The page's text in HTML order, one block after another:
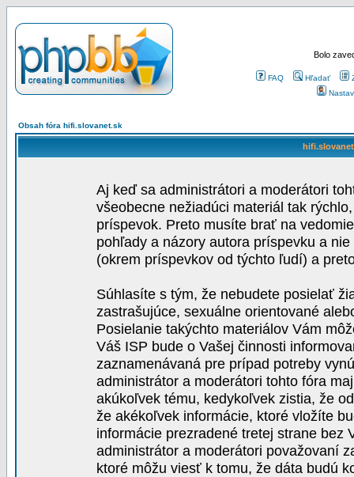
Bolo
FAQ Hľadať
Obsah fóra hifi.slovanet.sk
Aj keď sa administrátori a moderátori
všeobecne nežiadúci materiál tak
príspevok. Preto musíte brať na
pohľady a názory autora príspevku a
(okrem príspevkov od týchto ľudí) a
Súhlasíte s tým, že nebudete posielať
zastrašujúce, sexuálne orientované
Posielanie takýchto materiálov Vám
Váš ISP bude o Vašej činnosti
zaznamenávaná pre prípad potreby
administrátor a moderátori tohto fóra
akúkoľvek tému, kedykoľvek zistia, že
že akékoľvek informácie, ktoré vložíte
informácie prezradené tretej strane bez
administrátor a moderátori považovaní
ktoré môžu viesť k tomu, že dáta budú